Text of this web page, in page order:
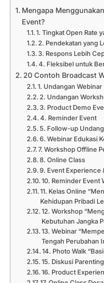
Mengapa
Event?
1. Tingkat Open Rate
2. Pendekatan yang
3. Respons Lebih
4. Fleksibel untuk
20 Contoh Broadcast
1. Undangan
2. Undangan
3. Product Demo
4. Reminder Event
5. Follow-up
6. Webinar Edukasi
7. Workshop Offline
8. Online Class
9. Event Experience
10. Reminder Event
11. Kelas Online
Kehidupan Pribadi
12. Workshop
Kebutuhan Jangka
13. Webinar
Tengah Perubahan
14. Photo Walk
15. Diskusi Parenting
16. Product